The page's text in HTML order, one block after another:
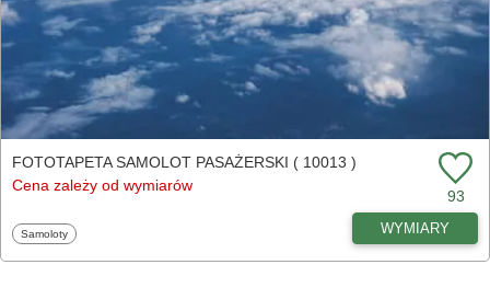
FOTOTAPETA SAMOLOT PASAŻERSKI ( 10013 )
Cena zależy od wymiarów
93
Fototapety
Samoloty WYMIARY